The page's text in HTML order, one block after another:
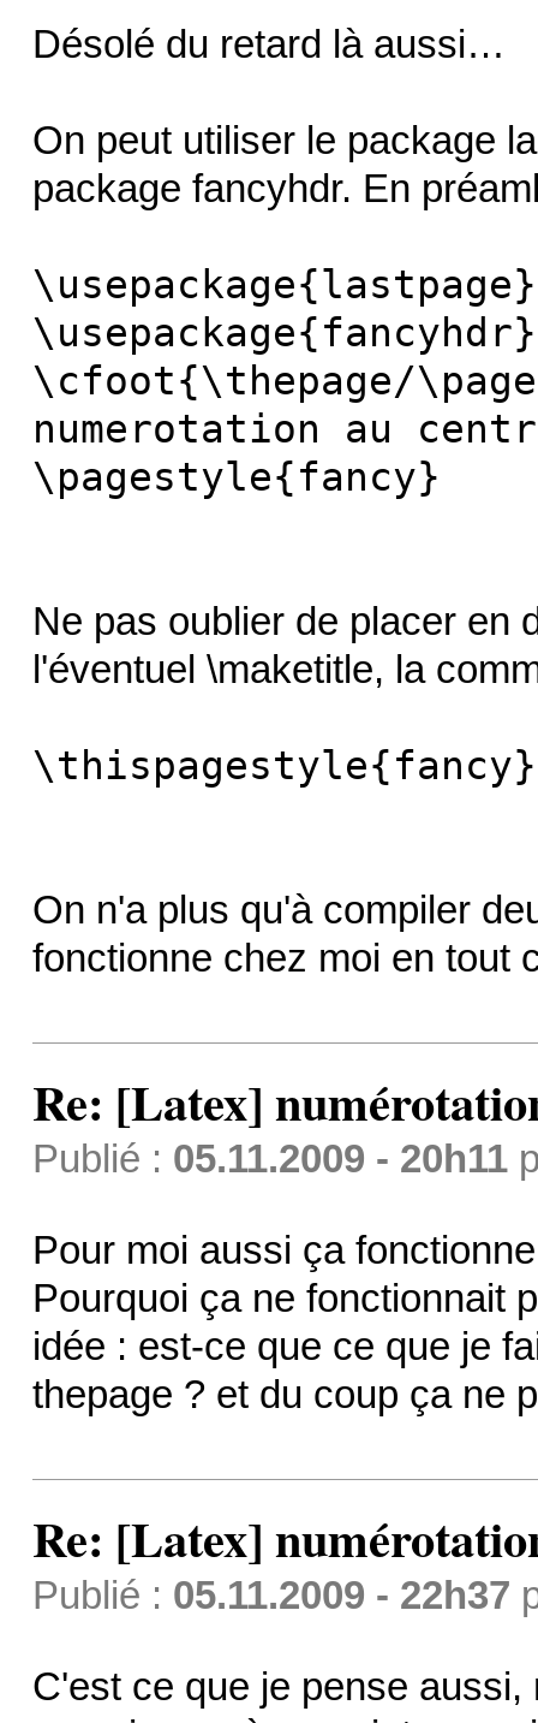
Désolé du retard là aussi…
On peut utiliser le package
package fancyhdr. En
\usepackage{lastpage}
\usepackage{fancyhdr}
\cfoot{\thepage/
numerotation au
\pagestyle{fancy}
Ne pas oublier de placer en
l'éventuel \maketitle, la
\thispagestyle{fancy}
On n'a plus qu'à compiler
fonctionne chez moi en tout
Re: [Latex]
Publié : 05.11.2009 - 20h11
Pour moi aussi ça
Pourquoi ça ne fonctionnait
idée : est-ce que ce que je
thepage ? et du coup ça ne
Re: [Latex]
Publié : 05.11.2009 - 22h37
C'est ce que je pense